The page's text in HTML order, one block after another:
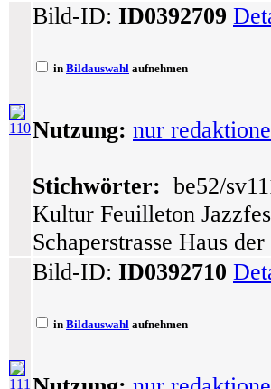
110
Bild-ID: ID0392709
in Bildauswahl aufnehmen
Nutzung: nur
Stichwörter: be52/
Kultur Feuilleton
Schaperstrasse Haus
111
Bild-ID: ID0392710
in Bildauswahl aufnehmen